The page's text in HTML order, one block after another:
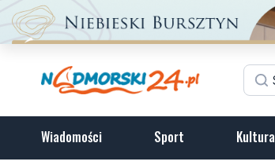
Wiadomości Sport Kultura